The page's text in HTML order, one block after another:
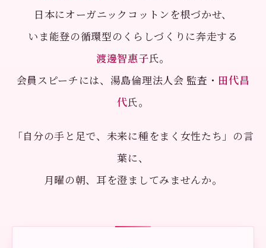
日本にオーガニックコットンを根づかせ、
いま能登の循環型のくらしづくりに奔走する
渡邊智惠子氏。
会員スピーチには、湯島倫理法人会 監査・ 田代昌
代氏。
「自分の手と足で、未来に種をまく女性たち」の言
葉に、
月曜の朝、耳を澄ましてみませんか。